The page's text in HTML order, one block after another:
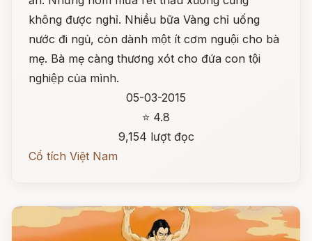
không được nghỉ. Nhiều bữa Vàng chỉ uống
nước đi ngủ, còn dành một ít cơm nguội cho bà
mẹ. Bà mẹ càng thương xót cho đứa con tội
nghiệp của mình.
05-03-2015
⭐ 4.8
9,154 lượt đọc
Cổ tích Việt Nam